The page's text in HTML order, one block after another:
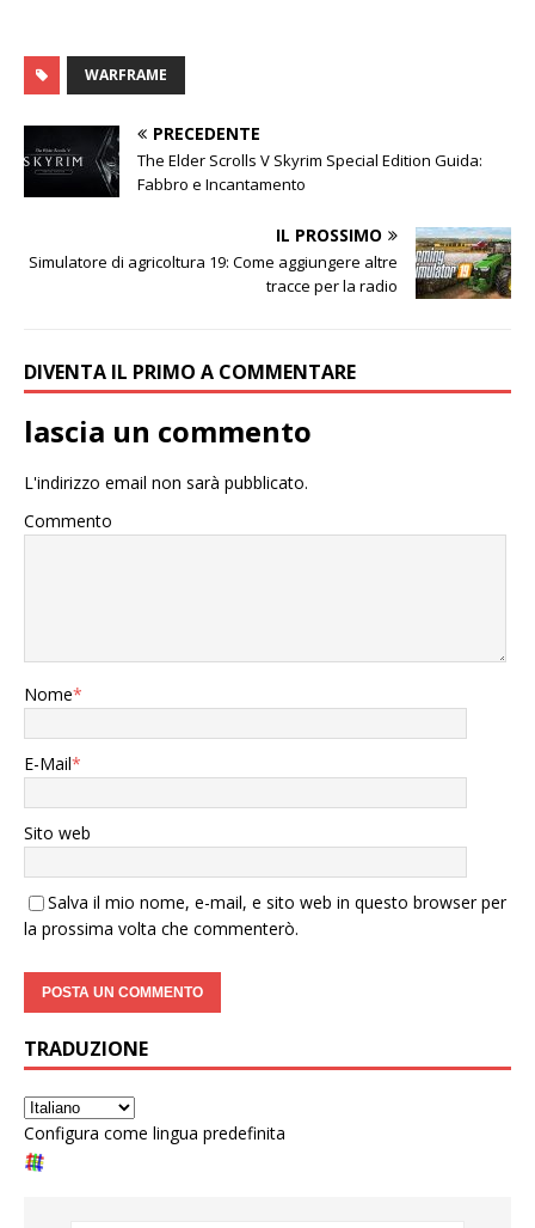
WARFRAME
PRECEDENTE
The Elder Scrolls V Skyrim Special Edition Guida:
Fabbro e Incantamento
IL PROSSIMO
Simulatore di agricoltura 19: Come aggiungere altre
tracce per la radio
DIVENTA IL PRIMO A COMMENTARE
lascia un commento
L'indirizzo email non sarà pubblicato.
Commento
Nome*
E-Mail*
Sito web
Salva il mio nome, e-mail, e sito web in questo browser per
la prossima volta che commenterò.
TRADUZIONE
Configura come lingua predefinita